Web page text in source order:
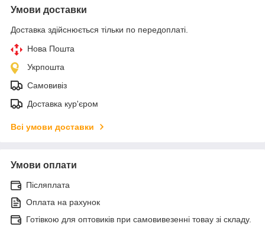
Умови доставки
Доставка здійснюється тільки по передоплаті.
Нова Пошта
Укрпошта
Самовивіз
Доставка кур'єром
Всі умови доставки
Умови оплати
Післяплата
Оплата на рахунок
Готівкою для оптовиків при самовивезенні товау зі складу.